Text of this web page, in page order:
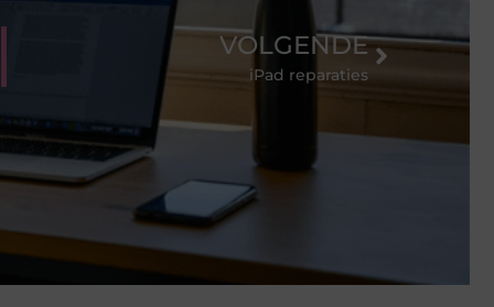
VOLGENDE
iPad reparaties